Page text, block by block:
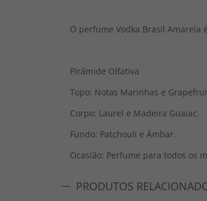
O perfume Vodka Brasil
Pirâmide Olfativa
Topo: Notas Marinhas e
Corpo: Laurel e Madeira Guaiac.
Fundo: Patchouli e Âmbar.
Ocasião: Perfume para todos os
PRODUTOS